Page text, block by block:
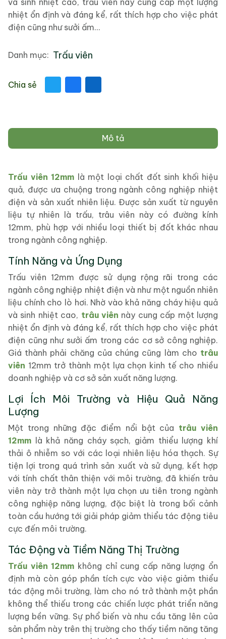
và sinh nhiệt cao, trấu viên này cung cấp một lượng
nhiệt ổn định và đáng kể, rất thích hợp cho việc phát
điện cũng như sưởi ấm...
Danh mục: Trấu viên
Chia sẻ
Mô tả
Trấu viên 12mm là một loại chất đốt sinh khối hiệu
quả, được ưa chuộng trong ngành công nghiệp nhiệt
điện và sản xuất nhiên liệu. Được sản xuất từ nguyên
liệu tự nhiên là trấu, trâu viên này có đường kính
12mm, phù hợp với nhiều loại thiết bị đốt khác nhau
trong ngành công nghiệp.
Tính Năng và Ứng Dụng
Trấu viên 12mm được sử dụng rộng rãi trong các
ngành công nghiệp nhiệt điện và như một nguồn nhiên
liệu chính cho lò hơi. Nhờ vào khả năng cháy hiệu quả
và sinh nhiệt cao, trâu viên này cung cấp một lượng
nhiệt ổn định và đáng kể, rất thích hợp cho việc phát
điện cũng như sưởi ấm trong các cơ sở công nghiệp.
Giá thành phải chăng của chúng cũng làm cho trâu
viên 12mm trở thành một lựa chọn kinh tế cho nhiều
doanh nghiệp và cơ sở sản xuất năng lượng.
Lợi Ích Môi Trường và Hiệu Quả Năng
Lượng
Một trong những đặc điểm nổi bật của trâu viên
12mm là khả năng cháy sạch, giảm thiểu lượng khí
thải ô nhiễm so với các loại nhiên liệu hóa thạch. Sự
tiện lợi trong quá trình sản xuất và sử dụng, kết hợp
với tính chất thân thiện với môi trường, đã khiến trâu
viên này trở thành một lựa chọn ưu tiên trong ngành
công nghiệp năng lượng, đặc biệt là trong bối cảnh
toàn cầu hướng tới giải pháp giảm thiểu tác động tiêu
cực đến môi trường.
Tác Động và Tiềm Năng Thị Trường
Trấu viên 12mm không chỉ cung cấp năng lượng ổn
định mà còn góp phần tích cực vào việc giảm thiểu
tác động môi trường, làm cho nó trở thành một phần
không thể thiếu trong các chiến lược phát triển năng
lượng bền vững. Sự phổ biến và nhu cầu tăng lên của
sản phẩm này trên thị trường cho thấy tiềm năng tăng